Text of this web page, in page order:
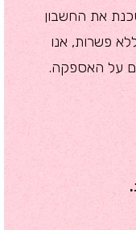
את החשבון
פשרות, אנו
על האספקה.